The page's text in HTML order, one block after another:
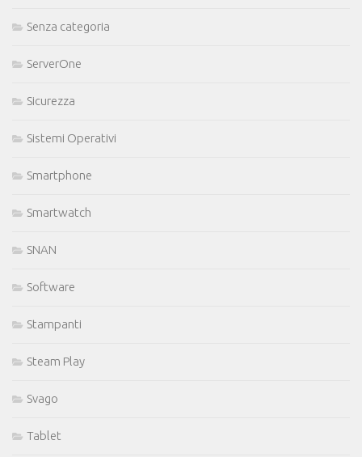
Senza categoria
ServerOne
Sicurezza
Sistemi Operativi
Smartphone
Smartwatch
SNAN
Software
Stampanti
Steam Play
Svago
Tablet